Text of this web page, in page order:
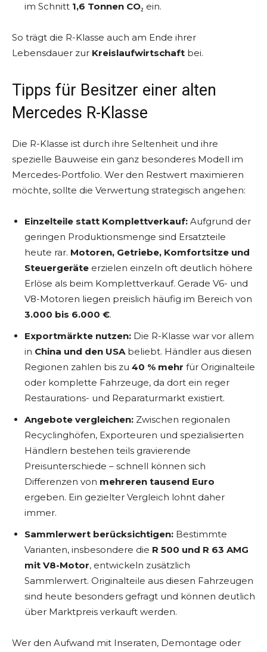
im Schnitt 1,6 Tonnen CO₂ ein.
So trägt die R-Klasse auch am Ende ihrer
Lebensdauer zur Kreislaufwirtschaft bei.
Tipps für Besitzer einer alten
Mercedes R-Klasse
Die R-Klasse ist durch ihre Seltenheit und ihre
spezielle Bauweise ein ganz besonderes Modell im
Mercedes-Portfolio. Wer den Restwert maximieren
möchte, sollte die Verwertung strategisch angehen:
Einzelteile statt Komplettverkauf: Aufgrund der
geringen Produktionsmenge sind Ersatzteile
heute rar. Motoren, Getriebe, Komfortsitze und
Steuergeräte erzielen einzeln oft deutlich höhere
Erlöse als beim Komplettverkauf. Gerade V6- und
V8-Motoren liegen preislich häufig im Bereich von
3.000 bis 6.000 €.
Exportmärkte nutzen: Die R-Klasse war vor allem
in China und den USAbeliebt. Händler aus diesen
Regionen zahlen bis zu 40 % mehr für Originalteile
oder komplette Fahrzeuge, da dort ein reger
Restaurations- und Reparaturmarkt existiert.
Angebote vergleichen: Zwischen regionalen
Recyclinghöfen, Exporteuren und spezialisierten
Händlern bestehen teils gravierende
Preisunterschiede – schnell können sich
Differenzen von mehreren tausend Euro
ergeben. Ein gezielter Vergleich lohnt daher
immer.
Sammlerwert berücksichtigen: Bestimmte
Varianten, insbesondere die R 500 und R 63 AMG
mit V8-Motor, entwickeln zusätzlich
Sammlerwert. Originalteile aus diesen Fahrzeugen
sind heute besonders gefragt und können deutlich
über Marktpreis verkauft werden.
Wer den Aufwand mit Inseraten, Demontage oder